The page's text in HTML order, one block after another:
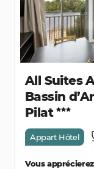
All Suites
Bassin
Pilat
Appart Hôtel
Vous